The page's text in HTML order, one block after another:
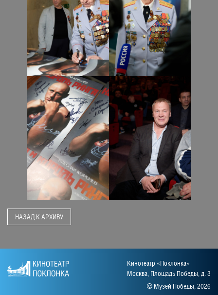
НАЗАД К АРХИВУ
Кинотеатр «Поклонка»
Москва, Площадь Победы, д. 3
© Музей Победы, 2026